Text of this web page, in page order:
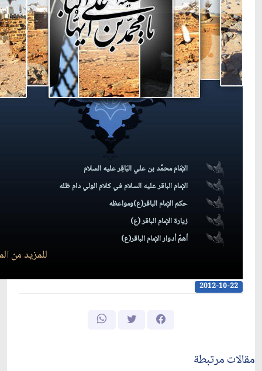
الإمَام محمَّد بن علي البَاقِر عليه السلام
الإمام الباقر عليه السلام في كلام الولي دام ظله
حكم الإمام الباقر(ع)ومواعظه
زيارة الإمام الباقر (ع)
أهمّ أدوار الإمام الباقر(ع)
للمزيد من
2012-10-22
مقالات مرتبطة